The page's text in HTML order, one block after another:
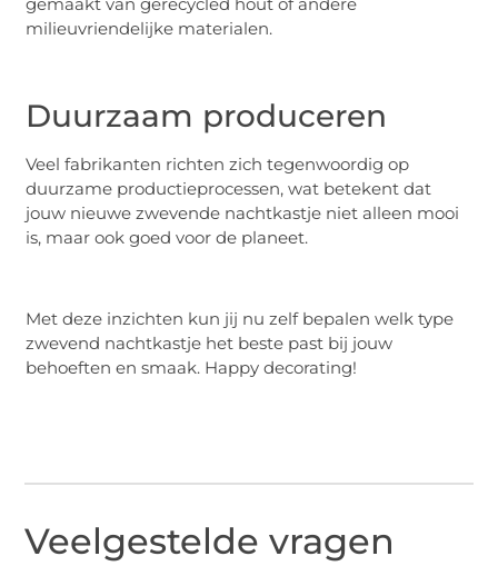
milieuvriendelijke materialen.
Duurzaam produceren
Veel fabrikanten richten zich tegenwoordig op
duurzame productieprocessen, wat betekent dat
jouw nieuwe zwevende nachtkastje niet alleen mooi
is, maar ook goed voor de planeet.
Met deze inzichten kun jij nu zelf bepalen welk type
zwevend nachtkastje het beste past bij jouw
behoeften en smaak. Happy decorating!
Veelgestelde vragen